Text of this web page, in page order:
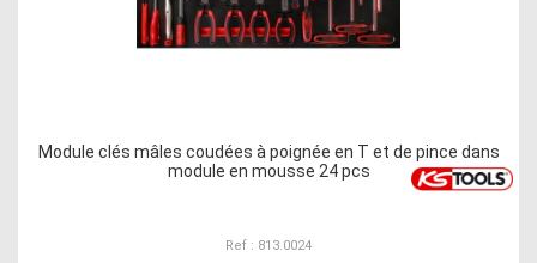
Module clés mâles coudées à poignée en T et de pince dans
module en mousse 24 pcs
Ref : 813.0024